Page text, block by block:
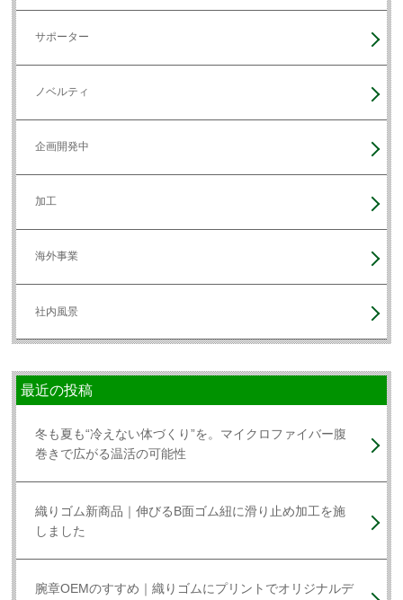
サポーター
ノベルティ
企画開発中
加工
海外事業
社内風景
最近の投稿
冬も夏も“冷えない体づくり”を。マイクロファイバー腹
巻きで広がる温活の可能性
織りゴム新商品｜伸びるB面ゴム紐に滑り止め加工を施
しました
腕章OEMのすすめ｜織りゴムにプリントでオリジナルデ